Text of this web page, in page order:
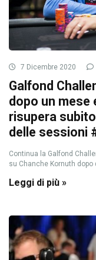
7 Dicembre 2020
Galfond
dopo un mese
risupera
delle sessioni
Continua la Galfond
su Chanche Kornuth dopo
Leggi di più »